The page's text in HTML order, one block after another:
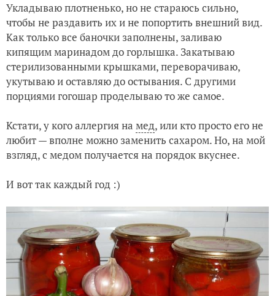
Укладываю плотненько, но не стараюсь сильно,
чтобы не раздавить их и не попортить внешний вид.
Как только все баночки заполнены, заливаю
кипящим маринадом до горлышка. Закатываю
стерилизованными крышками, переворачиваю,
укутываю и оставляю до остывания. С другими
порциями гогошар проделываю то же самое.
Кстати, у кого аллергия на мед, или кто просто его не
любит — вполне можно заменить сахаром. Но, на мой
взгляд, с медом получается на порядок вкуснее.
И вот так каждый год :)